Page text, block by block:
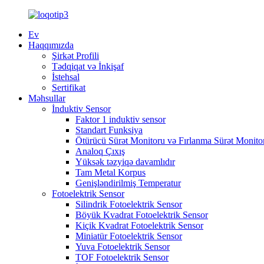
Ev
Haqqımızda
Şirkət Profili
Tədqiqat və İnkişaf
İstehsal
Sertifikat
Məhsullar
İnduktiv Sensor
Faktor 1 induktiv sensor
Standart Funksiya
Ötürücü Sürət Monitoru və Fırlanma Sürət
Analoq Çıxış
Yüksək təzyiqə davamlıdır
Tam Metal Korpus
Genişləndirilmiş Temperatur
Fotoelektrik Sensor
Silindrik Fotoelektrik Sensor
Böyük Kvadrat Fotoelektrik Sensor
Kiçik Kvadrat Fotoelektrik Sensor
Miniatür Fotoelektrik Sensor
Yuva Fotoelektrik Sensor
TOF Fotoelektrik Sensor